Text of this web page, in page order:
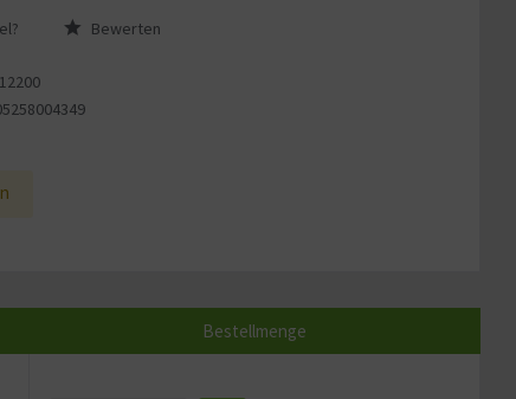
Bewerten
Bestellmenge